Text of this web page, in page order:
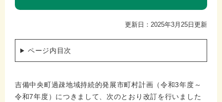
更新日：2025年3月25日更新
ページ内目次
吉備中央町過疎地域持続的発展市町村計画（令和3年度～
令和7年度）につきまして、次のとおり改訂を行いました